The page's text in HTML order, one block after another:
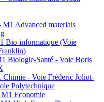
Advanced materials
Bio-informatique (Voie
Biologie-Santé - Voie Boris
- Voie Fréderic Joliot-
Polytechnique
Economie